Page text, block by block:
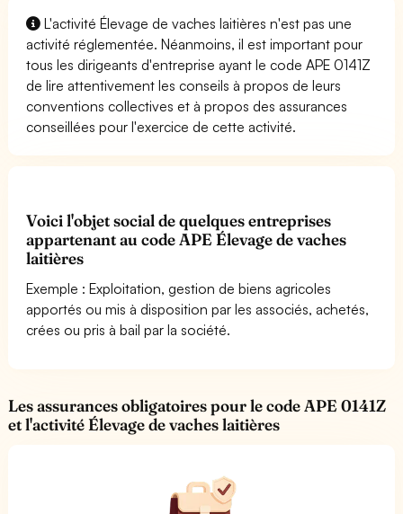
L'activité Élevage de vaches laitières n'est pas une
activité réglementée. Néanmoins, il est important pour
tous les dirigeants d'entreprise ayant le code APE 0141Z
de lire attentivement les conseils à propos de leurs
conventions collectives et à propos des assurances
conseillées pour l'exercice de cette activité.
Voici l'objet social de quelques entreprises
appartenant au code APE Élevage de vaches
laitières
Exemple : Exploitation, gestion de biens agricoles
apportés ou mis à disposition par les associés, achetés,
crées ou pris à bail par la société.
Les assurances obligatoires pour le code APE 0141Z
et l'activité Élevage de vaches laitières